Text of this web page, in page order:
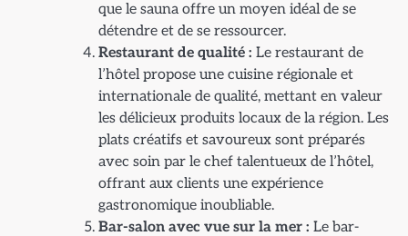
que le sauna offre un moyen idéal de se
détendre et de se ressourcer.
Restaurant de qualité : Le restaurant de
l’hôtel propose une cuisine régionale et
internationale de qualité, mettant en valeur
les délicieux produits locaux de la région. Les
plats créatifs et savoureux sont préparés
avec soin par le chef talentueux de l’hôtel,
offrant aux clients une expérience
gastronomique inoubliable.
Bar-salon avec vue sur la mer : Le bar-